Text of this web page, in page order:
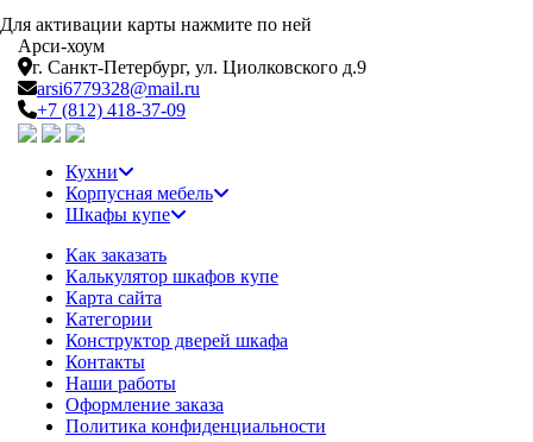
Для активации карты нажмите по ней
Арси-хоум
г. Санкт-Петербург, ул. Циолковского д.9
arsi6779328@mail.ru
+7 (812) 418-37-09
Кухни
Корпусная мебель
Шкафы купе
Как заказать
Калькулятор шкафов купе
Карта сайта
Категории
Конструктор дверей шкафа
Контакты
Наши работы
Оформление заказа
Политика конфиденциальности